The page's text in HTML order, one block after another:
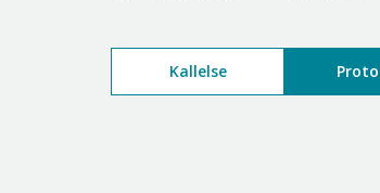
Kallelse